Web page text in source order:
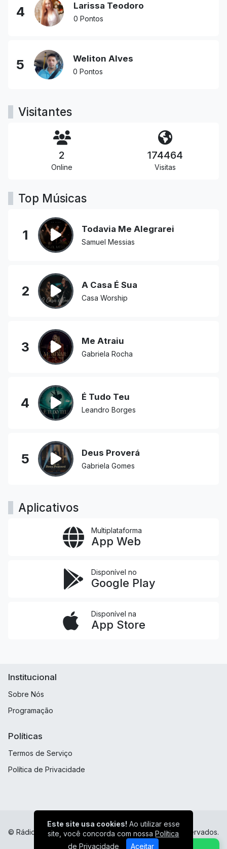
4 Larissa Teodoro
0 Pontos
5 Weliton Alves
0 Pontos
Visitantes
2
Online
174464
Visitas
Top Músicas
1 Todavia Me Alegrarei
Samuel Messias
2 A Casa É Sua
Casa Worship
3 Me Atraiu
Gabriela Rocha
4 É Tudo Teu
Leandro Borges
5 Deus Proverá
Gabriela Gomes
Aplicativos
Multiplataforma
App Web
Disponível no
Google Play
Disponível na
App Store
Institucional
Sobre Nós
Programação
Políticas
Termos de Serviço
Política de Privacidade
© Rádio FM 105.1 Minaçu Goias - Todos os direitos reservados.
Este site usa cookies! Ao utilizar esse
site, você concorda com nossaPolítica
de Privacidade
Aceitar